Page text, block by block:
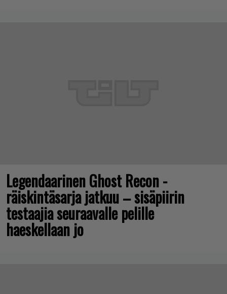
Legendaarinen Ghost Recon -
räiskintäsarja jatkuu – sisäpiirin
testaajia seuraavalle pelille
haeskellaan jo